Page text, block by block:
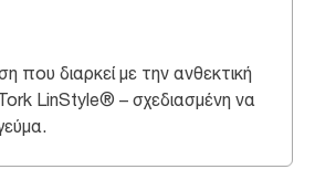
που διαρκεί με την ανθεκτική
LinStyle® – σχεδιασμένη να